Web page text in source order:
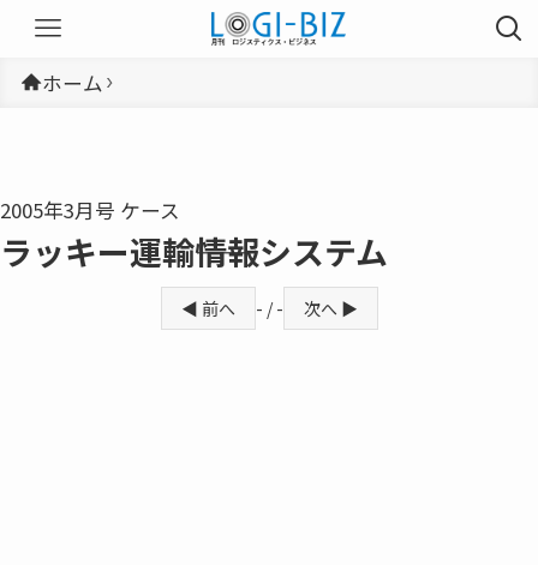
ホーム
2005年3月号 ケース
ラッキー運輸――情報システム
◀ 前へ - / - 次へ ▶